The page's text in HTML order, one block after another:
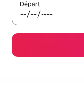
Départ